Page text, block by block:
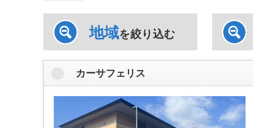
地域を絞り込む
カーサフェリス